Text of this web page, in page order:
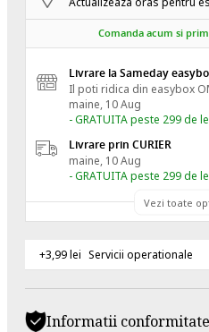
Comanda acum si
Livrare la Sameday
Il poti ridica din easybox
maine, 10 Aug
- GRATUITA peste 299 de
Livrare prin CURIER
maine, 10 Aug
- GRATUITA peste 299 de
Vezi toate
+3,99 lei Servicii operationale
Informatii